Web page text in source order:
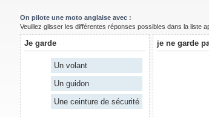
On pilote une moto anglaise avec :
Veuillez glisser les différentes réponses possibles dans la liste
Je garde
Un volant
Un guidon
Une ceinture de sécurité
je ne garde